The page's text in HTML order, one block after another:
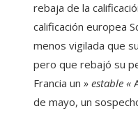
rebaja de la
calificación europea
menos vigilada que
pero que rebajó su
Francia un » estable «
de mayo, un